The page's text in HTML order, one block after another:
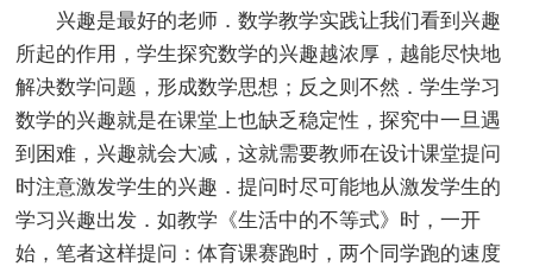
兴趣是最好的老师．数学教学实践让我们看到兴趣
所起的作用，学生探究数学的兴趣越浓厚，越能尽快地
解决数学问题，形成数学思想；反之则不然．学生学习
数学的兴趣就是在课堂上也缺乏稳定性，探究中一旦遇
到困难，兴趣就会大减，这就需要教师在设计课堂提问
时注意激发学生的兴趣．提问时尽可能地从激发学生的
学习兴趣出发．如教学《生活中的不等式》时，一开
始，笔者这样提问：体育课赛跑时，两个同学跑的速度